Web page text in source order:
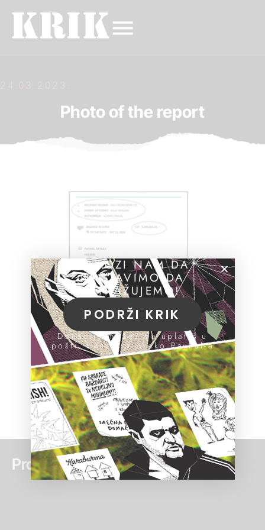
24.03.2023.
Photo of the report
Pročitaj još:
POMOZI NAM DA
NASTAVIMO DA
ISTRAŽUJEMO!
PODRŽI KRIK
Donacije možeš da uplatiš u
pošti, banci ili preko PayPal-a